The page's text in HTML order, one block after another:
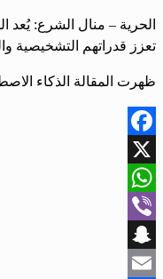
الحرية – منال الشرع: يُعد
تعزز قدراتهم التشخيصية
ظهرت المقالة الذكاء
Facebook
X
WhatsApp
Viber
Snapchat